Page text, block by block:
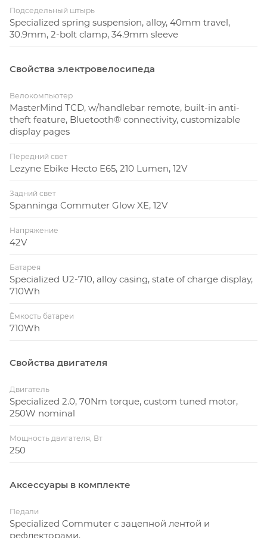
Подседельный штырь
Specialized spring suspension, alloy, 40mm travel,
30.9mm, 2-bolt clamp, 34.9mm sleeve
Свойства электровелосипеда
Велокомпьютер
MasterMind TCD, w/handlebar remote, built-in anti-
theft feature, Bluetooth® connectivity, customizable
display pages
Передний свет
Lezyne Ebike Hecto E65, 210 Lumen, 12V
Задний свет
Spanninga Commuter Glow XE, 12V
Напряжение
42V
Батарея
Specialized U2-710, alloy casing, state of charge display,
710Wh
Ёмкость батареи
710Wh
Свойства двигателя
Двигатель
Specialized 2.0, 70Nm torque, custom tuned motor,
250W nominal
Мощность двигателя, Вт
250
Аксессуары в комплекте
Педали
Specialized Commuter с зацепной лентой и
рефлекторами.